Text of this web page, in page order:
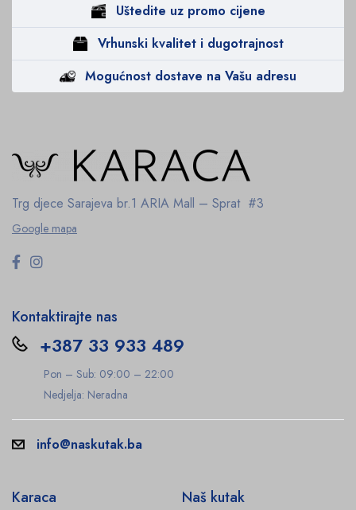
Uštedite uz promo cijene
Vrhunski kvalitet i dugotrajnost
Mogućnost dostave na Vašu adresu
Trg djece Sarajeva br.1 ARIA Mall – Sprat #3
Google mapa
Kontaktirajte nas
+387 33 933 489
Pon – Sub: 09:00 – 22:00
Nedjelja: Neradna
info@naskutak.ba
Karaca Naš kutak